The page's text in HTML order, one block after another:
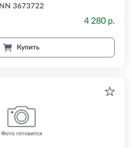
NN 3673722
4 280 р.
Купить